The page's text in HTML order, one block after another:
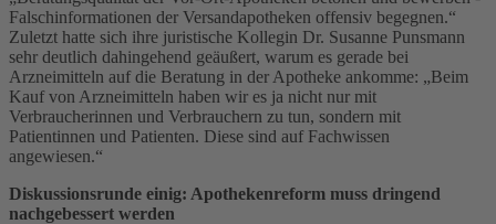
Falschinformationen der Versandapotheken offensiv begegnen.“
Zuletzt hatte sich ihre juristische Kollegin Dr. Susanne Punsmann
sehr deutlich dahingehend geäußert, warum es gerade bei
Arzneimitteln auf die Beratung in der Apotheke ankomme: „Beim
Kauf von Arzneimitteln haben wir es ja nicht nur mit
Verbraucherinnen und Verbrauchern zu tun, sondern mit
Patientinnen und Patienten. Diese sind auf Fachwissen
angewiesen.“
Diskussionsrunde einig: Apothekenreform muss dringend
nachgebessert werden